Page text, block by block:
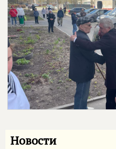
Новости